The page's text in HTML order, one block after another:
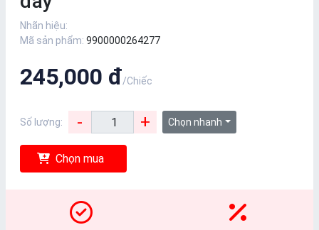
Nhãn hiệu:
Mã sản phẩm: 9900000264277
245,000 đ/Chiếc
Số lượng: - + Chọn nhanh
Chọn mua